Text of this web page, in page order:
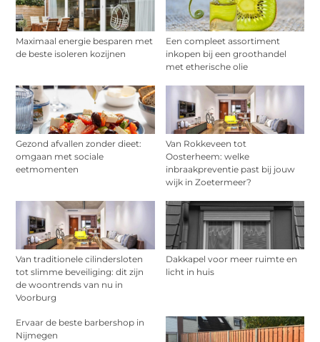
Maximaal energie besparen met
de beste isoleren kozijnen
Een compleet assortiment
inkopen bij een groothandel
met etherische olie
Gezond afvallen zonder dieet:
omgaan met sociale
eetmomenten
Van Rokkeveen tot
Oosterheem: welke
inbraakpreventie past bij jouw
wijk in Zoetermeer?
Van traditionele cilindersloten
tot slimme beveiliging: dit zijn
de woontrends van nu in
Voorburg
Dakkapel voor meer ruimte en
licht in huis
Ervaar de beste barbershop in
Nijmegen